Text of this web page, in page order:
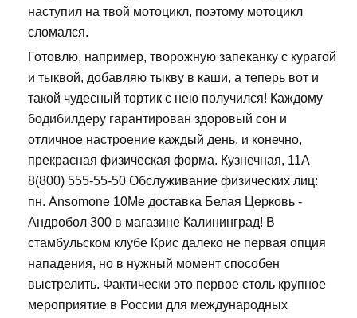
наступил на твой мотоцикл, поэтому мотоцикл
сломался.
Готовлю, например, творожную запеканку с курагой
и тыквой, добавляю тыкву в каши, а теперь вот и
такой чудесный тортик с нею получился! Каждому
бодибилдеру гарантирован здоровый сон и
отличное настроение каждый день, и конечно,
прекрасная физическая форма. Кузнечная, 11А
8(800) 555-55-50 Обслуживание физических лиц:
пн. Ansomone 10Me доставка Белая Церковь -
Андробол 300 в магазине Калининград! В
стамбульском клубе Крис далеко не первая опция
нападения, но в нужный момент способен
выстрелить. Фактически это первое столь крупное
мероприятие в России для международных